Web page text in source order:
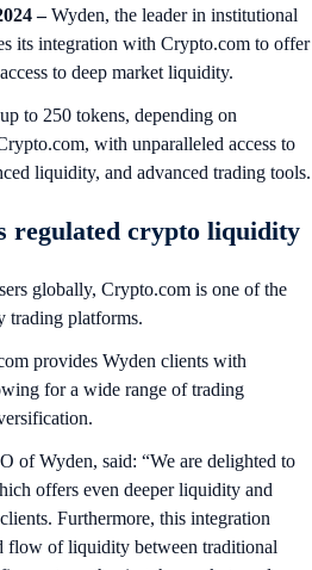
–Wyden, the leader in institutional
its integration with Crypto.com to offer
to deep market liquidity.
to 250 tokens, depending on
with unparalleled access to
liquidity, and advanced trading tools.
regulated crypto liquidity
globally, Crypto.com is one of the
trading platforms.
provides Wyden clients with
for a wide range of trading
of Wyden, said: “We are delighted to
offers even deeper liquidity and
Furthermore, this integration
flow of liquidity between traditional